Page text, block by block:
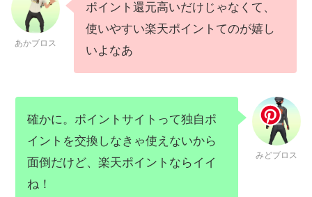
あかブロス
ポイント還元高いだけじゃなくて、
使いやすい楽天ポイントてのが嬉し
いよなあ
確かに。ポイントサイトって独自ポ
イントを交換しなきゃ使えないから
面倒だけど、楽天ポイントならイイ
ね！
みどブロス